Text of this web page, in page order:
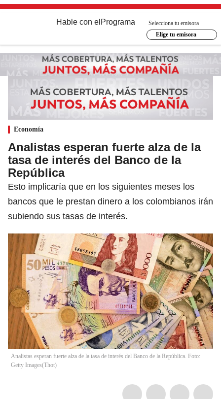
Hable con el Programa
Selecciona tu emisora
Elige tu emisora
Economía
Analistas esperan fuerte alza de la
tasa de interés del Banco de la
República
Esto implicaría que en los siguientes meses los
bancos que le prestan dinero a los colombianos irán
subiendo sus tasas de interés.
Analistas esperan fuerte alza de la tasa de interés del Banco de la República. Foto:
Getty Images(Thot)